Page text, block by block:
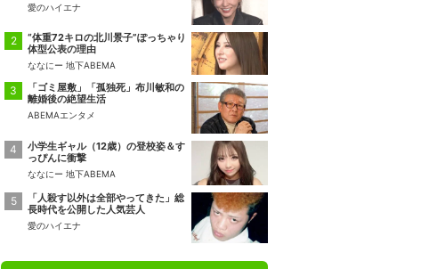
愛のハイエナ
“体重72キロの北川景子”ぽっちゃり
体型公表の理由
ななにー 地下ABEMA
「ゴミ屋敷」「孤独死」布川敏和の
離婚後の絶望生活
ABEMAエンタメ
小学生ギャル（12歳）の登校姿＆す
っぴんに衝撃
ななにー 地下ABEMA
「人殺す以外は全部やってきた」総
長時代を公開した人気芸人
愛のハイエナ